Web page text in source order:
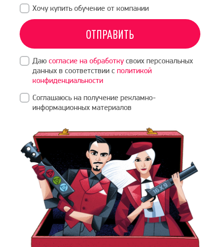
Хочу купить обучение от компании
ОТПРАВИТЬ
Даю согласие на обработкусвоих персональных
данных в соответствии с политикой
конфиденциальности
Соглашаюсь на получение рекламно-
информационных материалов